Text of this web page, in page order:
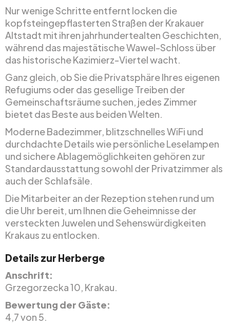
Nur wenige Schritte entfernt locken die
kopfsteingepflasterten Straßen der Krakauer
Altstadt mit ihren jahrhundertealten Geschichten,
während das majestätische Wawel-Schloss über
das historische Kazimierz-Viertel wacht.
Ganz gleich, ob Sie die Privatsphäre Ihres eigenen
Refugiums oder das gesellige Treiben der
Gemeinschaftsräume suchen, jedes Zimmer
bietet das Beste aus beiden Welten.
Moderne Badezimmer, blitzschnelles WiFi und
durchdachte Details wie persönliche Leselampen
und sichere Ablagemöglichkeiten gehören zur
Standardausstattung sowohl der Privatzimmer als
auch der Schlafsäle.
Die Mitarbeiter an der Rezeption stehen rund um
die Uhr bereit, um Ihnen die Geheimnisse der
versteckten Juwelen und Sehenswürdigkeiten
Krakaus zu entlocken.
Details zur Herberge
Anschrift:
Grzegorzecka 10, Krakau.
Bewertung der Gäste:
4,7 von 5.